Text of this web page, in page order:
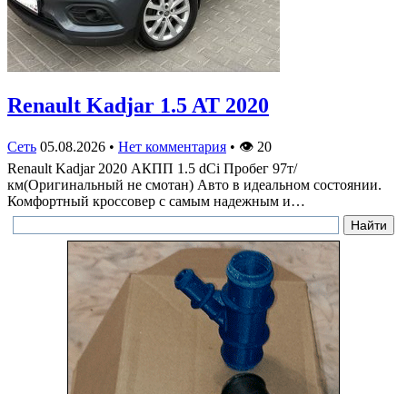
Renault Kadjar 1.5 AT 2020
Сеть 05.08.2026 • Нет комментария • 👁 20
Renault Kadjar 2020 АКПП 1.5 dCi Пробег 97т/
км(Оригинальный не смотан) Авто в идеальном состоянии.
Комфортный кроссовер с самым надежным и…